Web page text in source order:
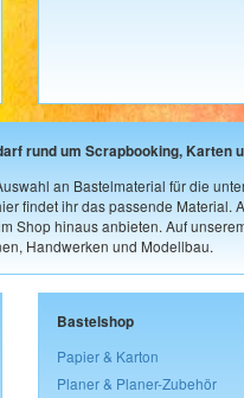
rund um Scrapbooking, Karten
an Bastelmaterial für die
findet ihr das passende
Shop hinaus anbieten. Auf
Handwerken und Modellbau.
Bastelshop
Papier & Karton
Planer & Planer-Zubehör